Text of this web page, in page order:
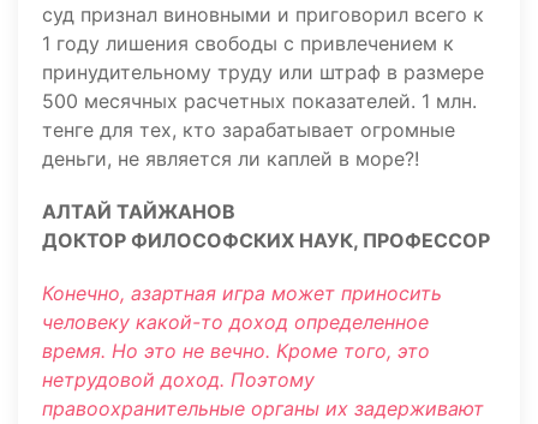
суд признал виновными и приговорил всего к
1 году лишения свободы с привлечением к
принудительному труду или штраф в размере
500 месячных расчетных показателей. 1 млн.
тенге для тех, кто зарабатывает огромные
деньги, не является ли каплей в море?!
АЛТАЙ ТАЙЖАНОВ
ДОКТОР ФИЛОСОФСКИХ НАУК, ПРОФЕССОР
Конечно, азартная игра может приносить
человеку какой-то доход определенное
время. Но это не вечно. Кроме того, это
нетрудовой доход. Поэтому
правоохранительные органы их задерживают